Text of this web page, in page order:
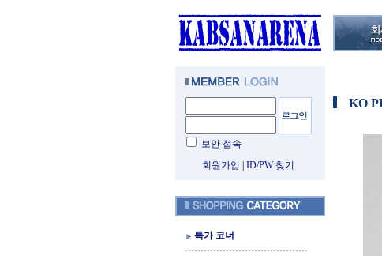
보안 접속
회원가입
ID/PW 찾기
특가 코너
KO